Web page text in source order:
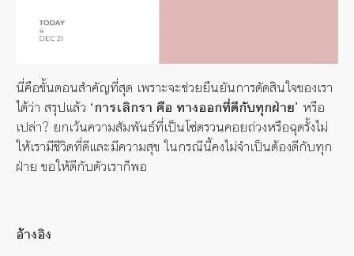
นี่คือขั้นตอนสำคัญที่สุด เพราะจะช่วยยืนยันการตัดสินใจของเรา
ได้ว่า สรุปแล้ว ‘การเลิกรา คือ ทางออกที่ดีกับทุกฝ่าย’ หรือ
เปล่า? ยกเว้นความสัมพันธ์ที่เป็นโซ่ตรวนคอยถ่วงหรือฉุดรั้งไม่
ให้เรามีชีวิตที่ดีและมีความสุข ในกรณีนี้คงไม่จำเป็นต้องดีกับทุก
ฝ่าย ขอให้ดีกับตัวเราก็พอ
อ้างอิง